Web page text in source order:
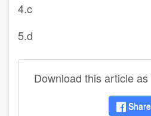
4.c
5.d
Download this article
Share